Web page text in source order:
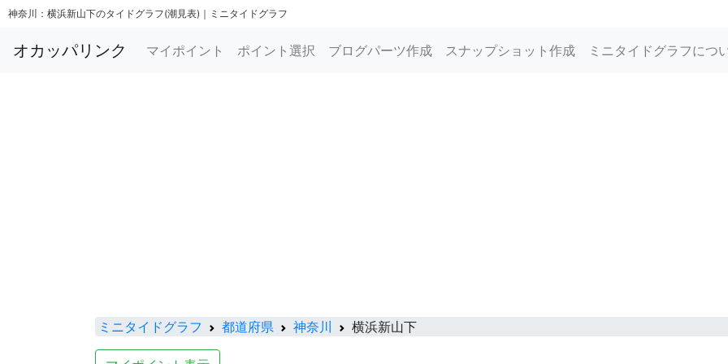
神奈川：横浜新山下のタイドグラフ(潮見表)｜ミニタイドグラフ
オカッパリンク マイポイント ポイント選択 ブログパーツ作成 スナップショット作成 ミニタイドグラフにつ
ミニタイドグラフ 都道府県 神奈川 横浜新山下